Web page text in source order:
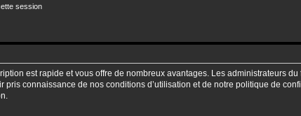
session
est rapide et vous offre de nombreux avantages. Les administrateurs
pris connaissance de nos conditions d’utilisation et de notre politique de